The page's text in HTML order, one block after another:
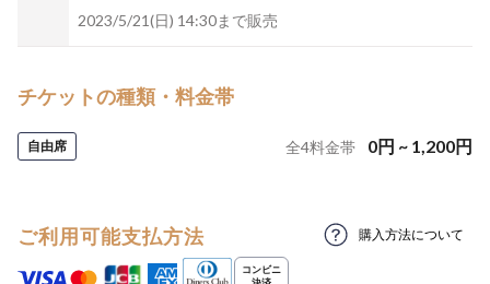
2023/5/21(日) 14:30まで販売
チケットの種類・料金帯
自由席 全4料金帯 0円 ~ 1,200円
ご利用可能支払方法 購入方法について